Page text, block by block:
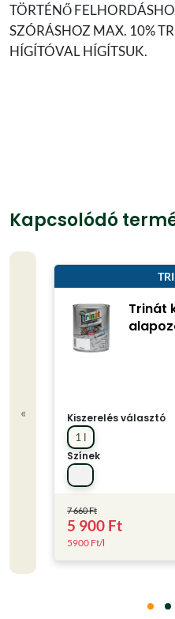
TÖRTÉNŐ
SZÓRÁSHOZ MAX. 10%
HÍGÍTÓVAL HÍGÍTSUK.
Kapcsolódó
«
Trinát
Kiszerelés választó
1 l
Színek
7 660 Ft
5 900 Ft
5900 Ft/l